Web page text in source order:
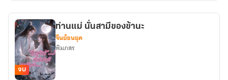
เพราะ
ท่าน
จบ
ท่านแม่ นั่นสามีของข้านะ
จีนย้อนยุค
พิมภสร